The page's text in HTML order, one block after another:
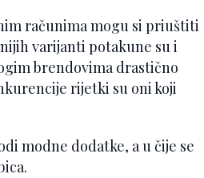
računima mogu si priuštiti
varijanti potakune su i
brendovima drastično
rijetki su oni koji
modne dodatke, a u čije se